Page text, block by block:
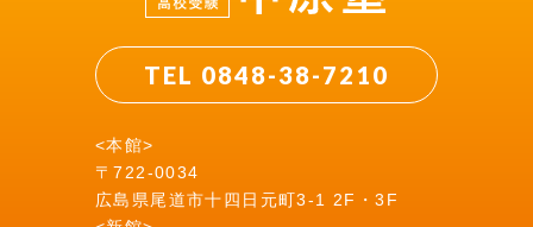
TEL 0848-38-7210
<本館>
〒722-0034
広島県尾道市十四日元町3-1 2F・3F